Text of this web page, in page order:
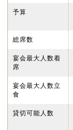
予算
総席数
宴会最大人数着
席
宴会最大人数立
食
貸切可能人数